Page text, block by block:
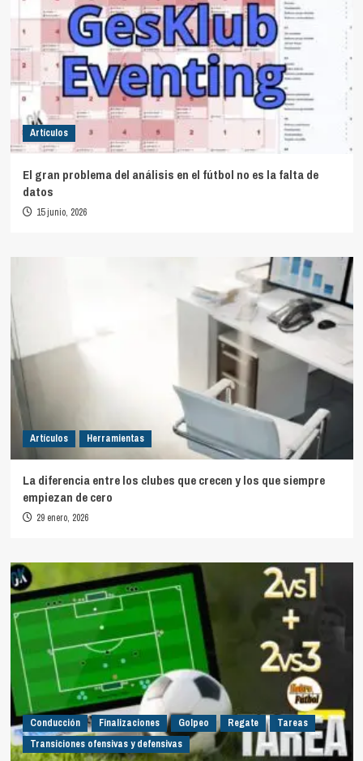
Artículos
El gran problema del análisis en el fútbol no es la falta de
datos
15 junio, 2026
Artículos Herramientas
La diferencia entre los clubes que crecen y los que siempre
empiezan de cero
29 enero, 2026
Conducción Finalizaciones Golpeo Regate
Tareas
Transiciones ofensivas y defensivas